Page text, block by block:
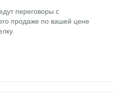
переговоры с
продаже по вашей цене